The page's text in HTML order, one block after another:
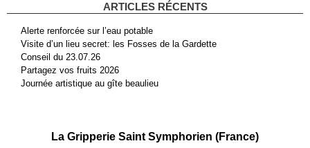
ARTICLES RÉCENTS
Alerte renforcée sur l’eau potable
Visite d’un lieu secret: les Fosses de la Gardette
Conseil du 23.07.26
Partagez vos fruits 2026
Journée artistique au gîte beaulieu
La Gripperie Saint Symphorien (France)